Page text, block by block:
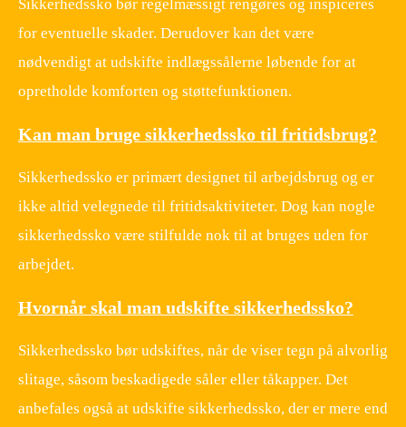
Sikkerhedssko bør regelmæssigt rengøres og inspiceres
for eventuelle skader. Derudover kan det være
nødvendigt at udskifte indlægssålerne løbende for at
opretholde komforten og støttefunktionen.
Kan man bruge sikkerhedssko til fritidsbrug?
Sikkerhedssko er primært designet til arbejdsbrug og er
ikke altid velegnede til fritidsaktiviteter. Dog kan nogle
sikkerhedssko være stilfulde nok til at bruges uden for
arbejdet.
Hvornår skal man udskifte sikkerhedssko?
Sikkerhedssko bør udskiftes, når de viser tegn på alvorlig
slitage, såsom beskadigede såler eller tåkapper. Det
anbefales også at udskifte sikkerhedssko, der er mere end